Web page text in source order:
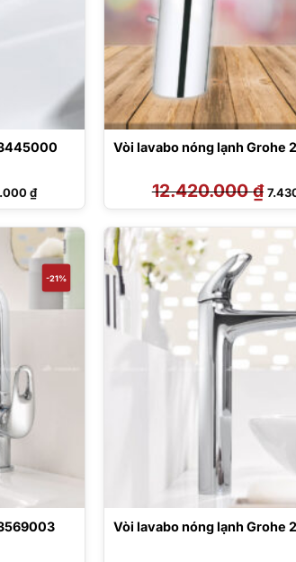
₫Giá
hiện
tại
9.331.000 ₫.
Vòi lavabo nóng lạnh Grohe
12.420.000₫ Giá
gốc
là:
-21%
Vòi lavabo nóng lạnh Grohe